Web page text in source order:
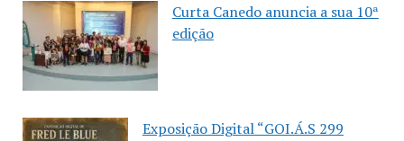
Curta Canedo anuncia a sua 10ª
edição
Exposição Digital “GOI.Á.S 299